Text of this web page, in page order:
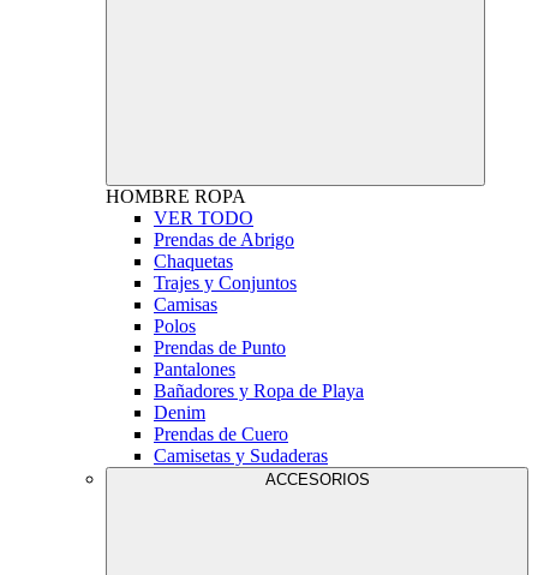
HOMBRE ROPA
VER TODO
Prendas de Abrigo
Chaquetas
Trajes y Conjuntos
Camisas
Polos
Prendas de Punto
Pantalones
Bañadores y Ropa de Playa
Denim
Prendas de Cuero
Camisetas y Sudaderas
ACCESORIOS